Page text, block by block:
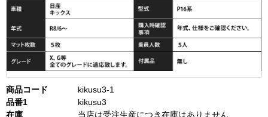
商品コード
kikusu3-1
品番1
kikusu3
在庫
当店は受注生産につき在庫はありません